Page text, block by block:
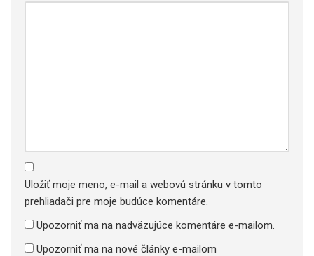
Uložiť moje meno, e-mail a webovú stránku v tomto
prehliadači pre moje budúce komentáre.
Upozorniť ma na nadväzujúce komentáre e-mailom.
Upozorniť ma na nové články e-mailom